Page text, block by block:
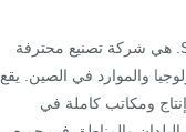
Shanghai Yiying Coisting Machinery Co. ، Ltd. هي شركة تصنيع محترفة
والموارد في الصين. يقع
ومكاتب كاملة في